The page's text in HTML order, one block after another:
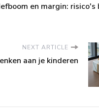
en margin: risico's
NEXT ARTICLE
aan je kinderen